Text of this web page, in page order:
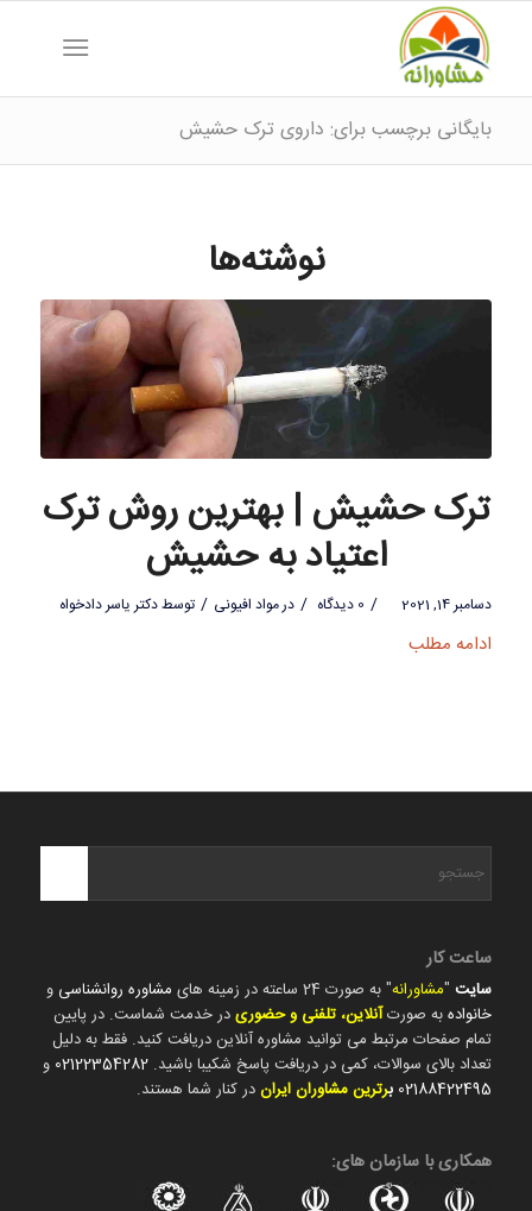
بایگانی برچسب برای: داروی ترک حشیش
نوشته‌ها
ترک حشیش | بهترین روش ترک
اعتیاد به حشیش
دسامبر 14, 2021 / 0 دیدگاه / درمواد افیونی / توسطدکتر یاسر دادخواه
ادامه مطلب
ساعت کار
سایت"مشاورانه" به صورت 24 ساعته در زمینه های مشاوره روانشناسی و
خانوادهبه صورتآنلاین، تلفنی و حضوریدر خدمت شماست. در پایین
تمام صفحات مرتبط می توانید مشاوره آنلاین دریافت کنید. فقط به دلیل
تعداد بالای سوالات، کمی در دریافت پاسخ شکیبا باشید. 02122354282 و
02188422495 برترین مشاوران ایراندر کنار شما هستند.
همکاری با سازمان های: